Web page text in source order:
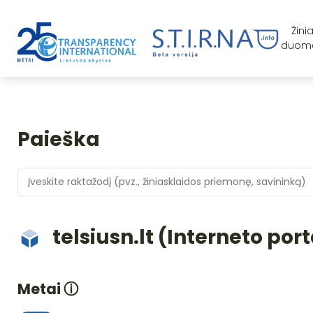
Paieška
telsiusn.lt (Interneto
Metaiⓘ